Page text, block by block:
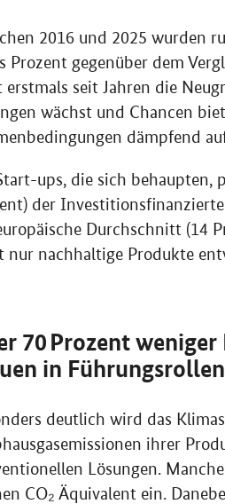
2016 und 2025 wurden
Prozent gegenüber dem
erstmals seit Jahren die
wächst und Chancen
dämpfend
ups, die sich
der
Durchschnitt (14
nur nachhaltige Produkte
70 Prozent
in Führungsrollen
deutlich wird das
ihrer
Lösungen. Manche
CO₂ Äquivalent ein.